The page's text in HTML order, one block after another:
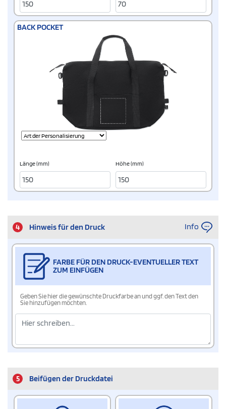
BACK POCKET
Länge (mm) Höhe (mm)
4 Hinweis für den Druck Info
FARBE FÜR DEN DRUCK-EVENTUELLER TEXT
ZUM EINFÜGEN
Geben Sie hier die gewünschte Druckfarbe an und ggf. den Text den
Sie hinzufügen möchten.
5 Beifügen der Druckdatei